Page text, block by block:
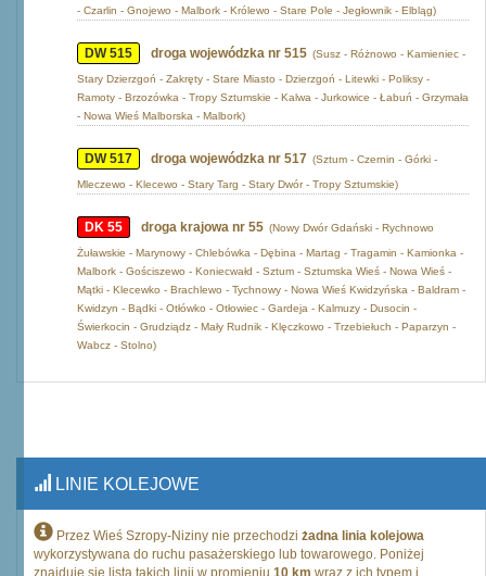
- Czarlin - Gnojewo - Malbork - Królewo - Stare Pole - Jegłownik - Elbląg)
DW 515 droga wojewódzka nr 515 (Susz - Różnowo - Kamieniec -
Stary Dzierzgoń - Zakręty - Stare Miasto - Dzierzgoń - Litewki - Poliksy -
Ramoty - Brzozówka - Tropy Sztumskie - Kalwa - Jurkowice - Łabuń - Grzymała
- Nowa Wieś Malborska - Malbork)
DW 517 droga wojewódzka nr 517 (Sztum - Czernin - Górki -
Mleczewo - Klecewo - Stary Targ - Stary Dwór - Tropy Sztumskie)
DK 55 droga krajowa nr 55 (Nowy Dwór Gdański - Rychnowo
Żuławskie - Marynowy - Chlebówka - Dębina - Martag - Tragamin - Kamionka -
Malbork - Gościszewo - Koniecwałd - Sztum - Sztumska Wieś - Nowa Wieś -
Mątki - Klecewko - Brachlewo - Tychnowy - Nowa Wieś Kwidzyńska - Baldram -
Kwidzyn - Bądki - Otłówko - Otłowiec - Gardeja - Kalmuzy - Dusocin -
Świerkocin - Grudziądz - Mały Rudnik - Klęczkowo - Trzebiełuch - Paparzyn -
Wabcz - Stolno)
LINIE KOLEJOWE
Przez Wieś Szropy-Niziny nie przechodzi żadna linia kolejowa
wykorzystywana do ruchu pasażerskiego lub towarowego. Poniżej
znajduje się lista takich linii w promieniu 10 km wraz z ich typem i